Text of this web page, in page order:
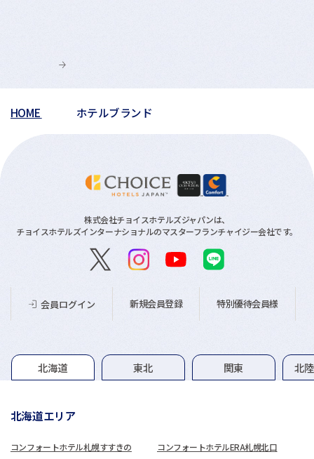
HOME ホテルブランド
株式会社チョイスホテルズジャパンは、
チョイスホテルズインターナショナルのマスターフランチャイジー会社です。
会員ログイン 新規会員登録 特別優待会員様
グループホテル一覧
北海道 東北 関東 北
北海道エリア
コンフォートホテル札幌すすきの コンフォートホテルERA札幌北口